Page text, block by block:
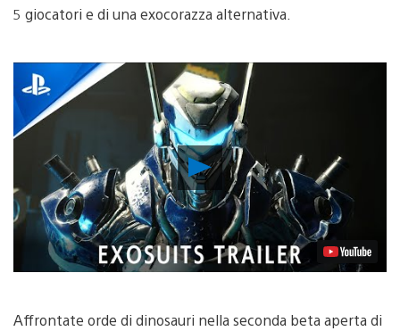
5 giocatori e di una exocorazza alternativa.
Riproduci
video
Affrontate orde di dinosauri nella seconda beta aperta di